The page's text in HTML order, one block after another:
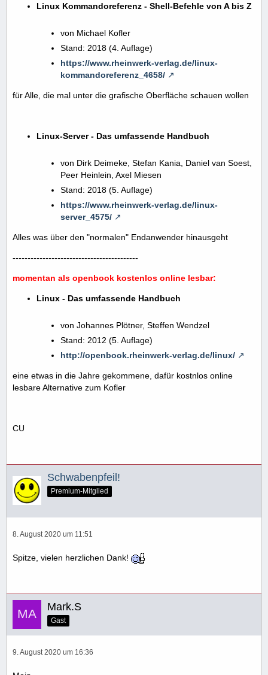
Linux Kommandoreferenz - Shell-Befehle von A bis Z
von Michael Kofler
Stand: 2018 (4. Auflage)
https://www.rheinwerk-verlag.de/linux-
kommandoreferenz_4658/
für Alle, die mal unter die grafische Oberfläche schauen wollen
Linux-Server - Das umfassende Handbuch
von Dirk Deimeke, Stefan Kania, Daniel van Soest,
Peer Heinlein, Axel Miesen
Stand: 2018 (5. Auflage)
https://www.rheinwerk-verlag.de/linux-
server_4575/
Alles was über den "normalen" Endanwender hinausgeht
------------------------------------------
momentan als openbook kostenlos online lesbar:
Linux - Das umfassende Handbuch
von Johannes Plötner, Steffen Wendzel
Stand: 2012 (5. Auflage)
http://openbook.rheinwerk-verlag.de/linux/
eine etwas in die Jahre gekommene, dafür kostnlos online
lesbare Alternative zum Kofler
CU
Schwabenpfeil!
Premium-Mitglied
8. August 2020 um 11:51
Spitze, vielen herzlichen Dank!
Mark.S
Gast
9. August 2020 um 16:36